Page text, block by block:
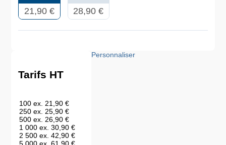
21,90 € 28,90 €
Tarifs HT
100 ex. 21,90 €
250 ex. 25,90 €
500 ex. 26,90 €
1 000 ex.30,90 €
2 500 ex.42,90 €
Personnaliser